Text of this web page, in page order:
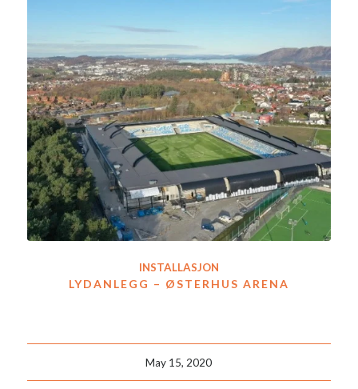
INSTALLASJON
LYDANLEGG – ØSTERHUS ARENA
May 15, 2020